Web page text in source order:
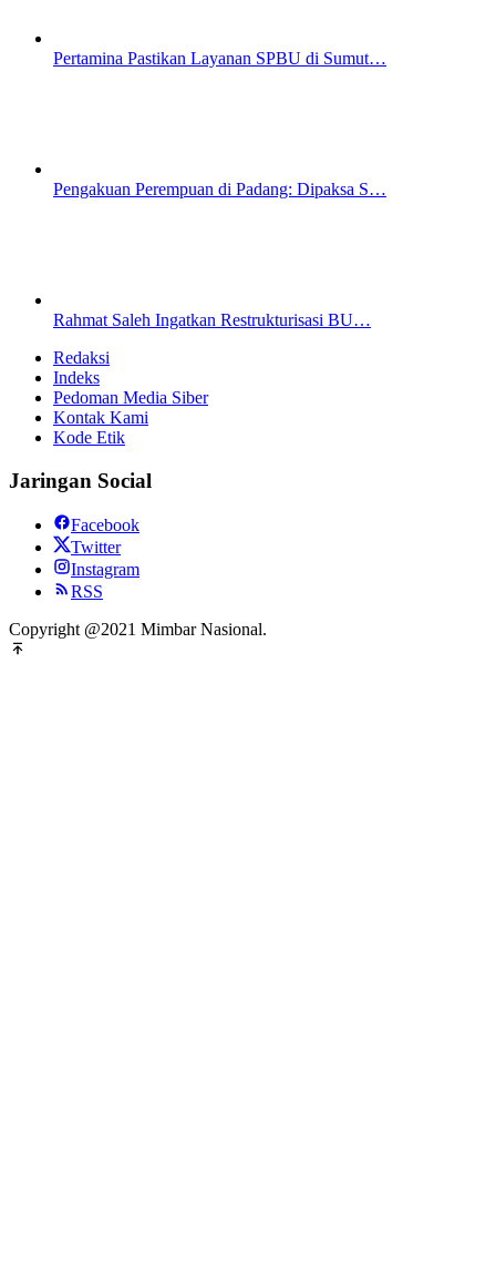
Pertamina Pastikan Layanan SPBU di Sumut…
Pengakuan Perempuan di Padang: Dipaksa S…
Rahmat Saleh Ingatkan Restrukturisasi BU…
Redaksi
Indeks
Pedoman Media Siber
Kontak Kami
Kode Etik
Jaringan Social
Facebook
Twitter
Instagram
RSS
Copyright @2021 Mimbar Nasional.